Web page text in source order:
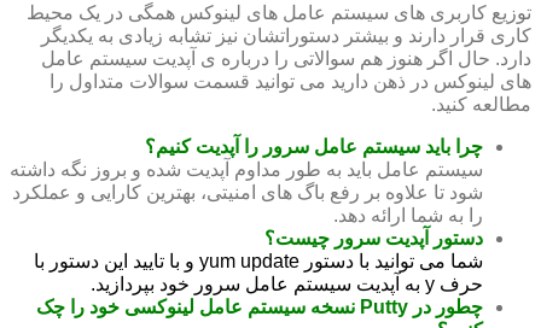
توزیع کاربری های سیستم عامل های لینوکس همگی در یک محیط
کاری قرار دارند و بیشتر دستوراتشان نیز تشابه زیادی به یکدیگر
دارد. حال اگر هنوز هم سوالاتی را درباره ی آپدیت سیستم عامل
های لینوکس در ذهن دارید می توانید قسمت سوالات متداول را
مطالعه کنید.
چرا باید سیستم عامل سرور را آپدیت کنیم؟
سیستم عامل باید به طور مداوم آپدیت شده و بروز نگه داشته
شود تا علاوه بر رفع باگ های امنیتی، بهترین کارایی و عملکرد
را به شما ارائه دهد.
دستور آپدیت سرور چیست؟
شما می توانید با دستور yum update و با تایید این دستور با
حرف y به آپدیت سیستم عامل سرور خود بپردازید.
چطور در Putty نسخه سیستم عامل لینوکسی خود را چک